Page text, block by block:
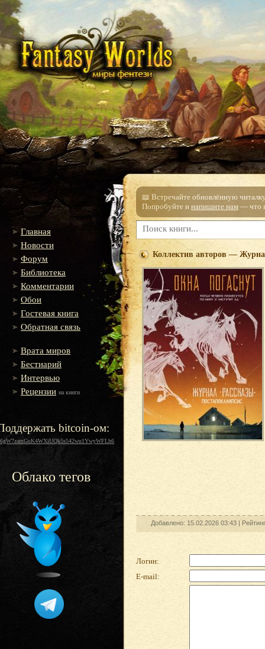
Главная
Новости
Форум
Библиотека
Комментарии
Обои
Гостевая книга
Обратная связь
Врата миров
Бестиарий
Интервью
Рецензии на книги
bitcoin-ом:
Облако тегов
📖 Встречайте обновлённую
Попробуйте и напишите нам — что
Коллектив авторов —
Добавлено: 15.02.2026 03:43 |
Логин:
E-mail: